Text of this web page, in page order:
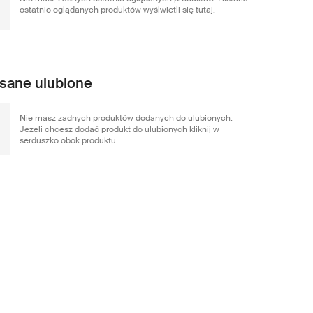
ostatnio oglądanych produktów wyślwietli się tutaj.
ulubione
Nie masz żadnych produktów dodanych do ulubionych.
Jeżeli chcesz dodać produkt do ulubionych kliknij w
serduszko obok produktu.